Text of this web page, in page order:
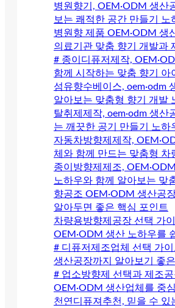
병원향기, OEM·ODM 생산
보는 쾌적한 공간 만들기 노
병원향 제품 OEM·ODM 생
의료기관 맞춤 향기 개발과
# 종이디퓨저제작,
함께 시작하는 맞춤 향기 아
섬유향수베이스, oem·odm
알아보는 맞춤형 향기 개발
탈취제제작, oem·odm 생산
는 깨끗한 공기 만들기 노하
자동차방향제제작,
체와 함께 만드는 맞춤형 차
종이방향제제조,
노하우와 함께 알아보는 맞
향공조 OEM·ODM 생산공
알아두면 좋은 핵심 포인트
차량용방향제공장 선택 가
OEM·ODM 생산 노하우를
# 디퓨저제조업체 선택 가이
생산공장까지 알아보기 좋
# 업소방향제 선택과 제조
OEM·ODM 생산업체를 중
천연디퓨져추천, 믿을 수 있